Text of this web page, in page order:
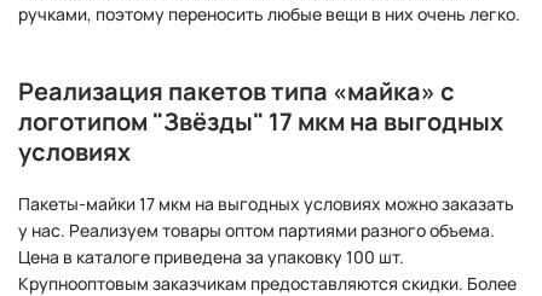
ручками, поэтому переносить любые вещи в них очень легко.
Реализация пакетов типа «майка» с
логотипом "Звёзды" 17 мкм на выгодных
условиях
Пакеты-майки 17 мкм на выгодных условиях можно заказать
у нас. Реализуем товары оптом партиями разного объема.
Цена в каталоге приведена за упаковку 100 шт.
Крупнооптовым заказчикам предоставляются скидки. Более